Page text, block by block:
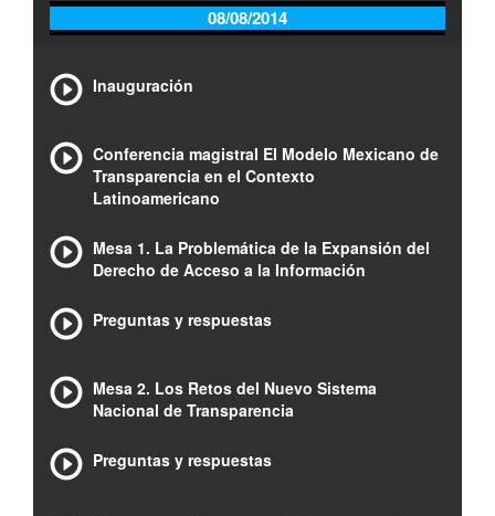
08/08/2014
Inauguración
Conferencia magistral El Modelo Mexicano de
Transparencia en el Contexto
Latinoamericano
Mesa 1. La Problemática de la Expansión del
Derecho de Acceso a la Información
Preguntas y respuestas
Mesa 2. Los Retos del Nuevo Sistema
Nacional de Transparencia
Preguntas y respuestas